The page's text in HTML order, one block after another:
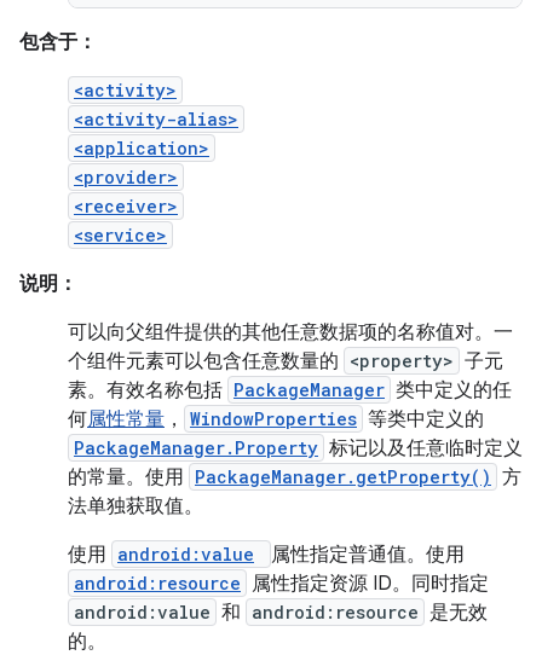
包含于：
<activity>
<activity-alias>
<application>
<provider>
<receiver>
<service>
说明：
可以向父组件提供的其他任意数据项的名称值对。一
个组件元素可以包含任意数量的 <property> 子元
素。有效名称包括 PackageManager 类中定义的任
何属性常量 ， WindowProperties 等类中定义的
PackageManager.Property 标记以及任意临时定义
的常量。使用 PackageManager.getProperty() 方
法单独获取值。
使用 android:value 属性指定普通值。使用
android:resource 属性指定资源 ID。同时指定
android:value 和 android:resource 是无效
的。